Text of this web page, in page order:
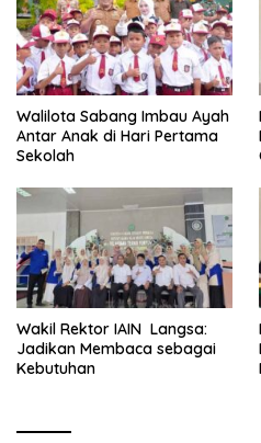
Walilota Sabang Imbau Ayah
Antar Anak di Hari Pertama
Sekolah
Wakil Rektor IAIN Langsa:
Jadikan Membaca sebagai
Kebutuhan